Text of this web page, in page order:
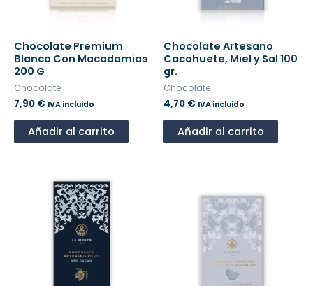
Chocolate Premium
Blanco Con Macadamias
200 G
Chocolate
7,90 € IVA incluido
Añadir al carrito
Chocolate Artesano
Cacahuete, Miel y Sal 100
gr.
Chocolate
4,70 € IVA incluido
Añadir al carrito